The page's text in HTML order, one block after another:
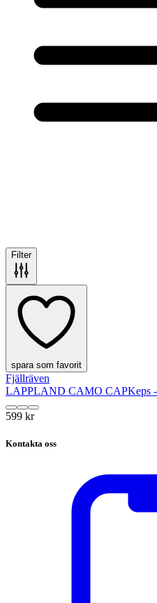
Filter
spara som favorit
Fjällräven
LAPPLAND CAMO CAPKeps
599 kr
Kontakta oss